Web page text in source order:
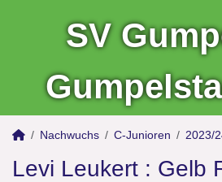
SV
Nachwuchs C-Junioren 2023/
Levi Leukert : Gelb